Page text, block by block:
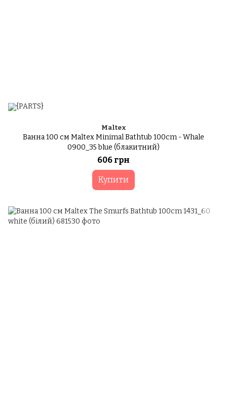
Maltex
Ванна 100 см Maltex Minimal Bathtub 100cm - Whale
0900_35 blue (блакитний)
606 грн
Купити